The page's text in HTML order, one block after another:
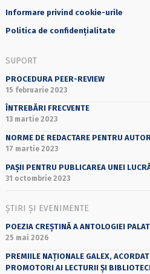
Informare privind cookie-urile
Politica de confidențialitate
SUPORT
PROCEDURA PEER-REVIEW
15 februarie 2023
ÎNTREBĂRI FRECVENTE
13 martie 2023
NORME DE REDACTARE PENTRU
17 martie 2023
PAȘII PENTRU PUBLICAREA UNEI
31 octombrie 2023
ȘTIRI ȘI EVENIMENTE
POEZIA CREȘTINĂ A ANTOLOGIEI
25 mai 2026
PREMIILE NAȚIONALE GALEX,
PROMOTORI AI LECTURII ȘI